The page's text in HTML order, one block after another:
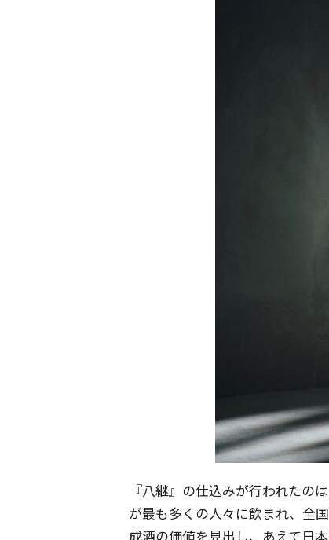
『八継』の仕込みが行われたの
が最も多くの人々に飲まれ、全
成酒の価値を見出し、あえて日